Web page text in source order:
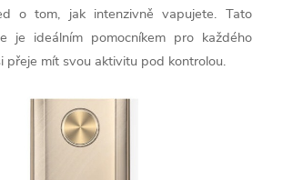
o tom, jak intenzivně vapujete. Tato
je ideálním pomocníkem pro každého
přeje mít svou aktivitu pod kontrolou.